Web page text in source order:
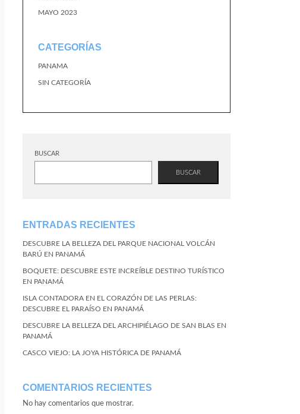
MAYO 2023
CATEGORÍAS
PANAMA
SIN CATEGORÍA
BUSCAR
BUSCAR
ENTRADAS RECIENTES
DESCUBRE LA BELLEZA DEL PARQUE NACIONAL VOLCÁN
BARÚ EN PANAMÁ
BOQUETE: DESCUBRE ESTE INCREÍBLE DESTINO TURÍSTICO
EN PANAMÁ
ISLA CONTADORA EN EL CORAZÓN DE LAS PERLAS:
DESCUBRE EL PARAÍSO EN PANAMÁ
DESCUBRE LA BELLEZA DEL ARCHIPIÉLAGO DE SAN BLAS EN
PANAMÁ
CASCO VIEJO: LA JOYA HISTÓRICA DE PANAMÁ
COMENTARIOS RECIENTES
No hay comentarios que mostrar.